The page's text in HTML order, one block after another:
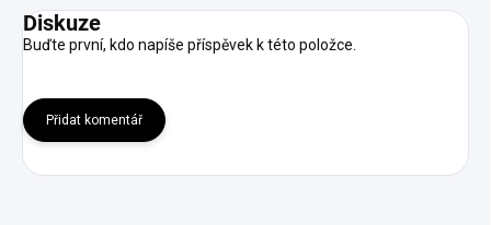
Diskuze
Buďte první, kdo napíše příspěvek k této položce.
Přidat komentář